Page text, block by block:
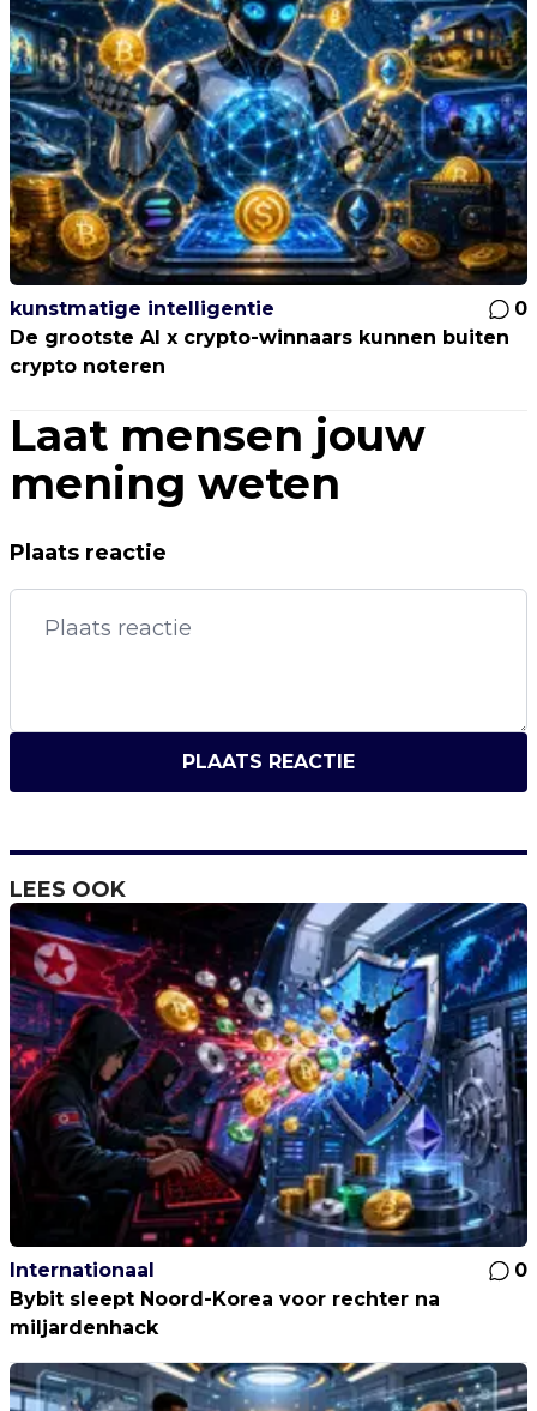
kunstmatige intelligentie
0
De grootste AI x crypto-winnaars kunnen buiten
crypto noteren
Laat mensen jouw
mening weten
Plaats reactie
PLAATS REACTIE
LEES OOK
Internationaal
0
Bybit sleept Noord-Korea voor rechter na
miljardenhack